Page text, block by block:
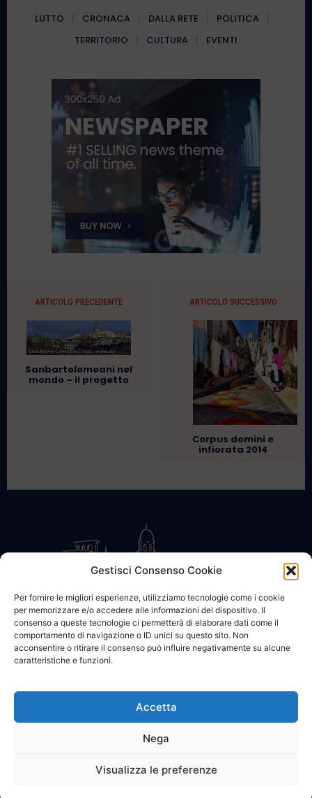
Gestisci Consenso Cookie
Per fornire le migliori esperienze, utilizziamo tecnologie come i cookie
per memorizzare e/o accedere alle informazioni del dispositivo. Il
consenso a queste tecnologie ci permetterà di elaborare dati come il
comportamento di navigazione o ID unici su questo sito. Non
acconsentire o ritirare il consenso può influire negativamente su alcune
caratteristiche e funzioni.
Accetta
Nega
Visualizza le preferenze
LUTTO CRONACA DALLA RETE
POLITICA
TERRITORIO
CULTURA EVENTI
ARTICOLO PRECEDENTE
Sanbartolomeani nel
mondo – il progetto
ARTICOLO SUCCESSIVO
Corpus domini e
infiorata 2014
CONTATTACI COOKIE POLICY PRIVACY
© 2002 - 2026 SanBartolomeo.info :::: powered by Go Web snc |